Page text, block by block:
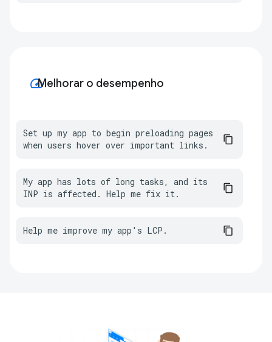
speedMelhorar o desempenho
Set up my app to begin preloading pages
when users hover over important links.
My app has lots of long tasks, and its
INP is affected. Help me fix it.
Help me improve my app's LCP.